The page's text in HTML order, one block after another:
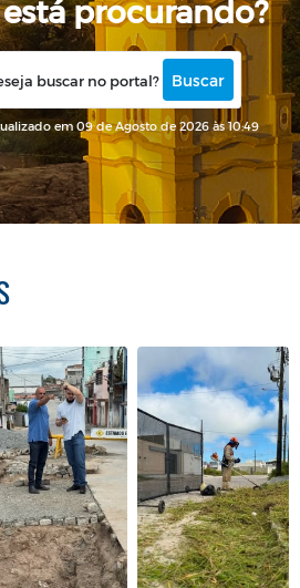
em 09 de Agosto de 2026 às 10:49